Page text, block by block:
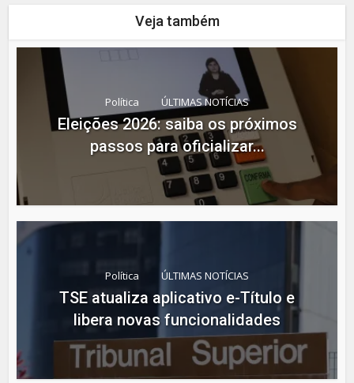
Veja também
Política ÚLTIMAS NOTÍCIAS
Eleições 2026: saiba os próximos
passos para oficializar...
Política ÚLTIMAS NOTÍCIAS
TSE atualiza aplicativo e-Título e
libera novas funcionalidades